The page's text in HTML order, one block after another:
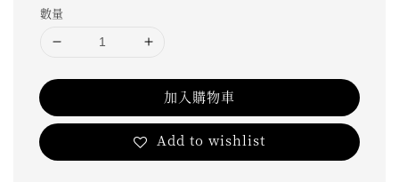
數量
加入購物車
Add to wishlist